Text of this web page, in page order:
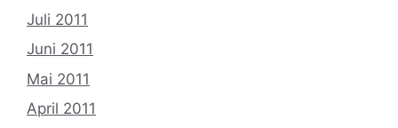
Juli 2011
Juni 2011
Mai 2011
April 2011